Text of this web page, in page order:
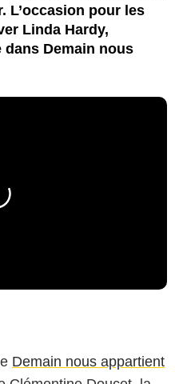
L’occasion pour les
Linda Hardy,
dans Demain nous
Demain nous appartient